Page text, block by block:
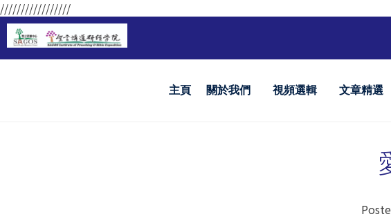
/////////////////
主頁 關於我們 視頻選輯 文章精選